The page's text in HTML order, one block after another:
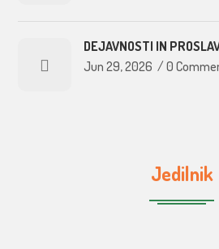
DEJAVNOSTI IN
Jun 29, 2026 /0
Jedilnik